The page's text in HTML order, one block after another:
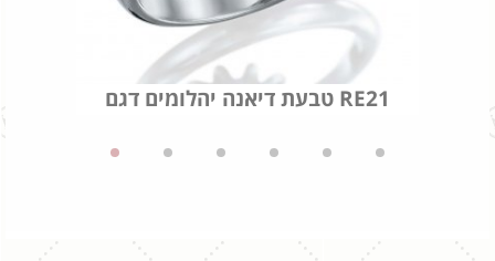
טבעת דיאנה יהלומים דגם RE21